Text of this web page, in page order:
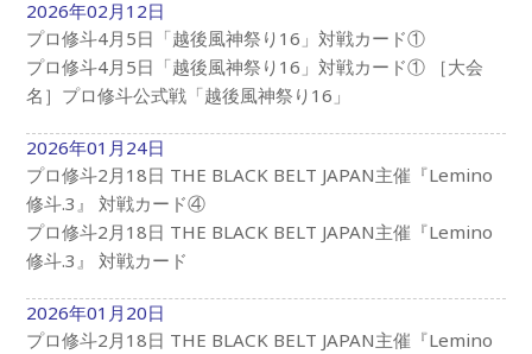
2026年02月12日
プロ修斗4月5日「越後風神祭り16」対戦カード①
プロ修斗4月5日「越後風神祭り16」対戦カード① ［大会
名］プロ修斗公式戦「越後風神祭り16」
2026年01月24日
プロ修斗2月18日 THE BLACK BELT JAPAN主催『Lemino
修斗.3』 対戦カード④
プロ修斗2月18日 THE BLACK BELT JAPAN主催『Lemino
修斗.3』 対戦カード
2026年01月20日
プロ修斗2月18日 THE BLACK BELT JAPAN主催『Lemino